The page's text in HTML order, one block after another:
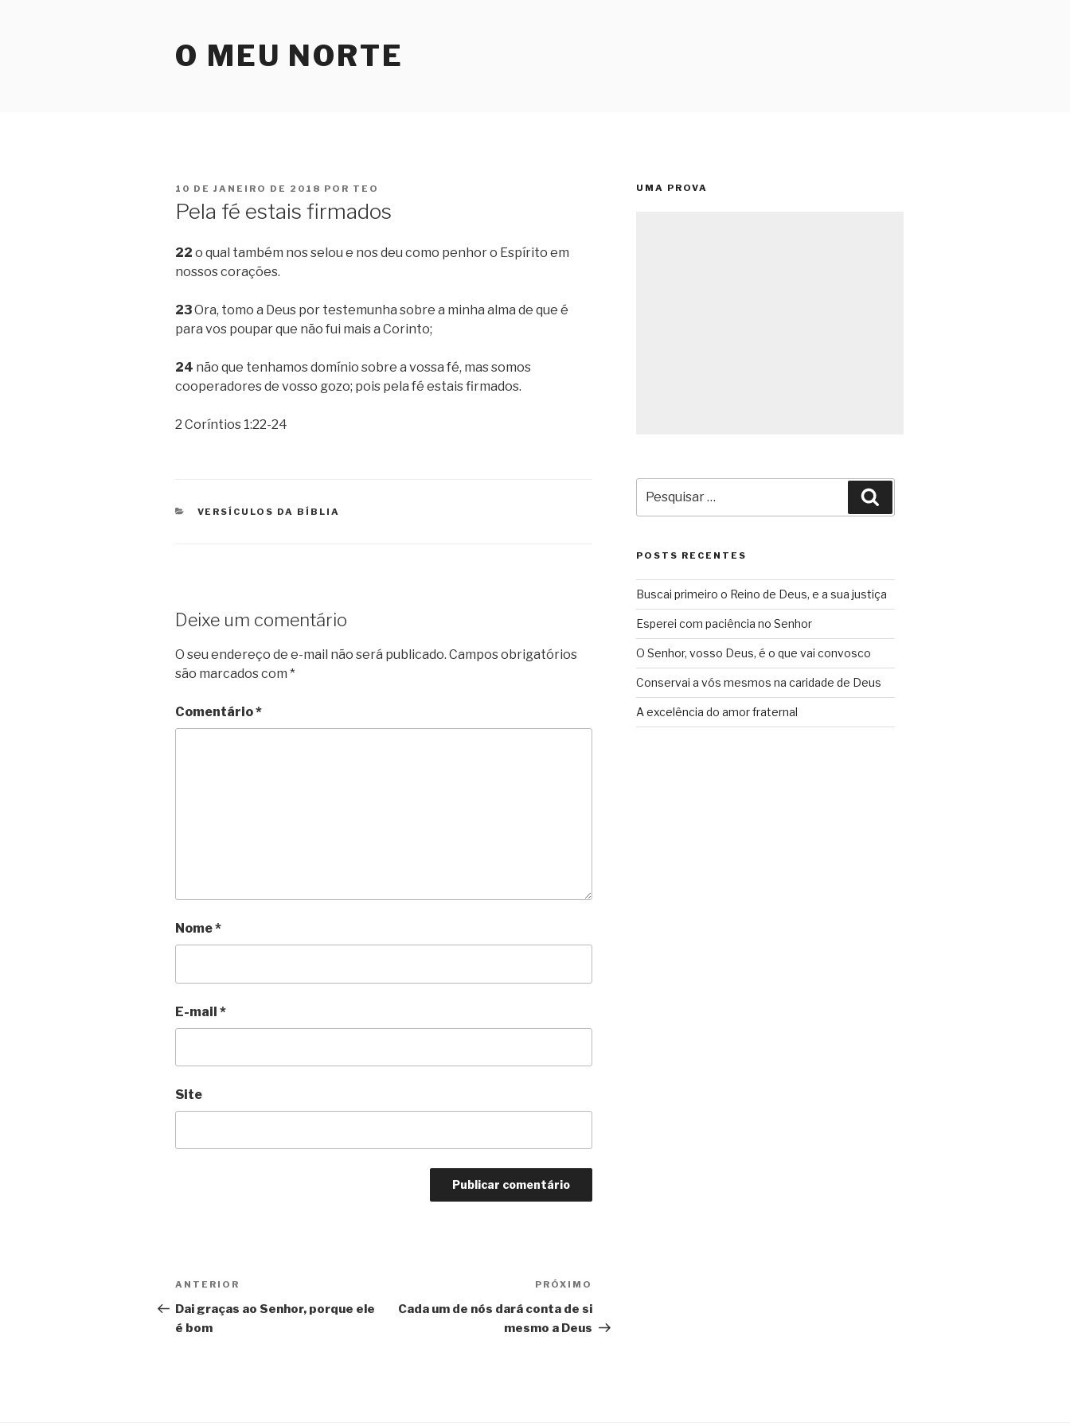
O MEU NORTE
PUBLICADO
10 DE JANEIRO DE 2018 POR TEO
Pela fé estais firmados
22 o qual também nos selou e nos deu como penhor o Espírito em
nossos corações.
23Ora, tomo a Deus por testemunha sobre a minha alma de que é
para vos poupar que não fui mais a Corinto;
24 não que tenhamos domínio sobre a vossa fé, mas somos
cooperadores de vosso gozo; pois pela fé estais firmados.
2 Coríntios 1:22-24
CATEGORIAS
VERSÍCULOS DA BÍBLIA
Deixe um comentário
O seu endereço de e-mail não será publicado. Campos obrigatórios
são marcados com *
Comentário*
Nome*
E-mail *
Site
Navegação
de
Post
Post
anterior
ANTERIOR
Dai graças ao Senhor, porque ele
é bom
post
PRÓXIMO
Cada um de nós dará conta de si
mesmo a Deus
UMA PROVA
por:
POSTS RECENTES
Buscai primeiro o Reino de Deus, e a sua justiça
Esperei com paciência no Senhor
O Senhor, vosso Deus, é o que vai convosco
Conservai a vós mesmos na caridade de Deus
A excelência do amor fraternal